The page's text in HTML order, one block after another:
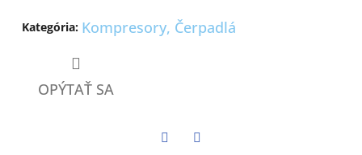
Kategória: Kompresory, Čerpadlá
OPÝTAŤ SA